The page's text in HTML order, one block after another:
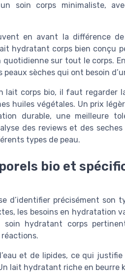
soin corps minimaliste,
en avant la différence
hydratant corps bien conçu
quotidienne sur tout le corps.
sèches qui ont besoin
lait corps bio, il faut regarder
huiles végétales. Un prix
durable, une meilleure
des reviews et des
types de peau.
bio et
d’identifier précisément son
les besoins en
hydratant corps
et de lipides, ce qui
lait hydratant riche en